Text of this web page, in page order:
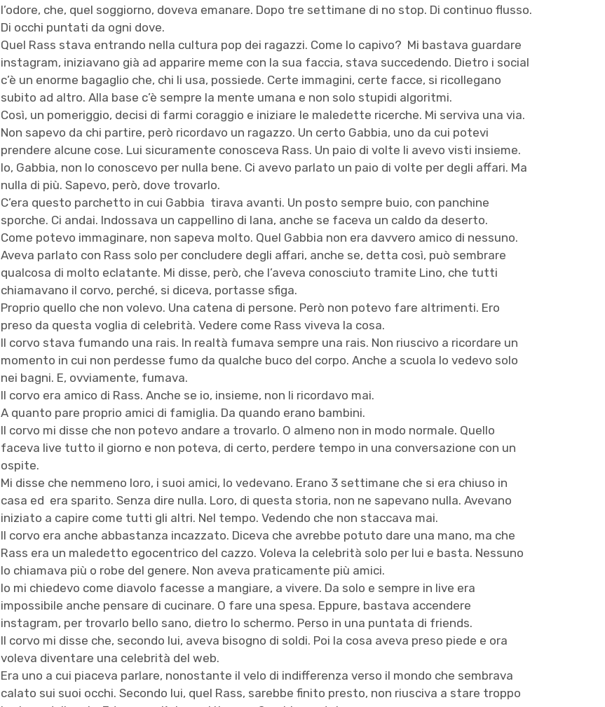
l’odore, che, quel soggiorno, doveva emanare. Dopo tre settimane di no stop. Di continuo flusso.
Di occhi puntati da ogni dove.
Quel Rass stava entrando nella cultura pop dei ragazzi. Come lo capivo? Mi bastava guardare
instagram, iniziavano già ad apparire meme con la sua faccia, stava succedendo. Dietro i social
c’è un enorme bagaglio che, chi li usa, possiede. Certe immagini, certe facce, si ricollegano
subito ad altro. Alla base c’è sempre la mente umana e non solo stupidi algoritmi.
Così, un pomeriggio, decisi di farmi coraggio e iniziare le maledette ricerche. Mi serviva una via.
Non sapevo da chi partire, però ricordavo un ragazzo. Un certo Gabbia, uno da cui potevi
prendere alcune cose. Lui sicuramente conosceva Rass. Un paio di volte li avevo visti insieme.
Io, Gabbia, non lo conoscevo per nulla bene. Ci avevo parlato un paio di volte per degli affari. Ma
nulla di più. Sapevo, però, dove trovarlo.
C’era questo parchetto in cui Gabbia tirava avanti. Un posto sempre buio, con panchine
sporche. Ci andai. Indossava un cappellino di lana, anche se faceva un caldo da deserto.
Come potevo immaginare, non sapeva molto. Quel Gabbia non era davvero amico di nessuno.
Aveva parlato con Rass solo per concludere degli affari, anche se, detta così, può sembrare
qualcosa di molto eclatante. Mi disse, però, che l’aveva conosciuto tramite Lino, che tutti
chiamavano il corvo, perché, si diceva, portasse sfiga.
Proprio quello che non volevo. Una catena di persone. Però non potevo fare altrimenti. Ero
preso da questa voglia di celebrità. Vedere come Rass viveva la cosa.
Il corvo stava fumando una rais. In realtà fumava sempre una rais. Non riuscivo a ricordare un
momento in cui non perdesse fumo da qualche buco del corpo. Anche a scuola lo vedevo solo
nei bagni. E, ovviamente, fumava.
Il corvo era amico di Rass. Anche se io, insieme, non li ricordavo mai.
A quanto pare proprio amici di famiglia. Da quando erano bambini.
Il corvo mi disse che non potevo andare a trovarlo. O almeno non in modo normale. Quello
faceva live tutto il giorno e non poteva, di certo, perdere tempo in una conversazione con un
ospite.
Mi disse che nemmeno loro, i suoi amici, lo vedevano. Erano 3 settimane che si era chiuso in
casa ed era sparito. Senza dire nulla. Loro, di questa storia, non ne sapevano nulla. Avevano
iniziato a capire come tutti gli altri. Nel tempo. Vedendo che non staccava mai.
Il corvo era anche abbastanza incazzato. Diceva che avrebbe potuto dare una mano, ma che
Rass era un maledetto egocentrico del cazzo. Voleva la celebrità solo per lui e basta. Nessuno
lo chiamava più o robe del genere. Non aveva praticamente più amici.
Io mi chiedevo come diavolo facesse a mangiare, a vivere. Da solo e sempre in live era
impossibile anche pensare di cucinare. O fare una spesa. Eppure, bastava accendere
instagram, per trovarlo bello sano, dietro lo schermo. Perso in una puntata di friends.
Il corvo mi disse che, secondo lui, aveva bisogno di soldi. Poi la cosa aveva preso piede e ora
voleva diventare una celebrità del web.
Era uno a cui piaceva parlare, nonostante il velo di indifferenza verso il mondo che sembrava
calato sui suoi occhi. Secondo lui, quel Rass, sarebbe finito presto, non riusciva a stare troppo